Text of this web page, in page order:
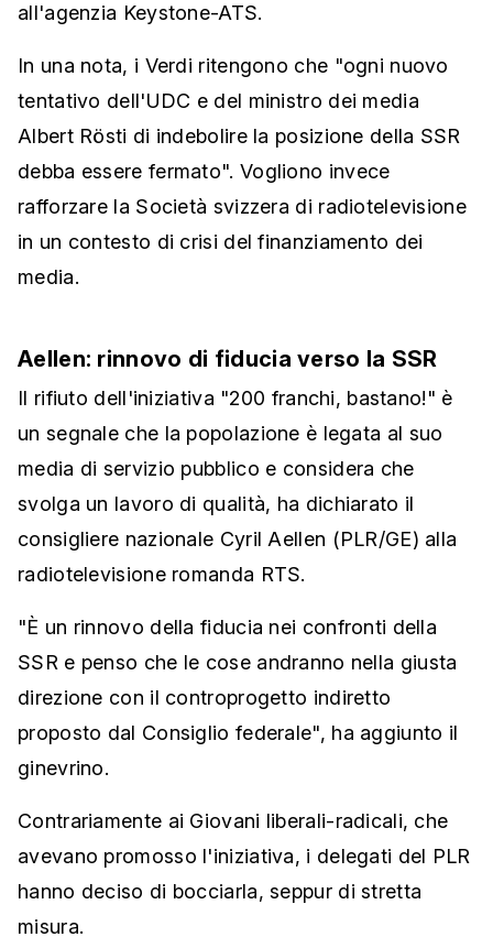
all'agenzia Keystone-ATS.
In una nota, i Verdi ritengono che "ogni nuovo
tentativo dell'UDC e del ministro dei media
Albert Rösti di indebolire la posizione della SSR
debba essere fermato". Vogliono invece
rafforzare la Società svizzera di radiotelevisione
in un contesto di crisi del finanziamento dei
media.
Aellen: rinnovo di fiducia verso la SSR
Il rifiuto dell'iniziativa "200 franchi, bastano!" è
un segnale che la popolazione è legata al suo
media di servizio pubblico e considera che
svolga un lavoro di qualità, ha dichiarato il
consigliere nazionale Cyril Aellen (PLR/GE) alla
radiotelevisione romanda RTS.
"È un rinnovo della fiducia nei confronti della
SSR e penso che le cose andranno nella giusta
direzione con il controprogetto indiretto
proposto dal Consiglio federale", ha aggiunto il
ginevrino.
Contrariamente ai Giovani liberali-radicali, che
avevano promosso l'iniziativa, i delegati del PLR
hanno deciso di bocciarla, seppur di stretta
misura.